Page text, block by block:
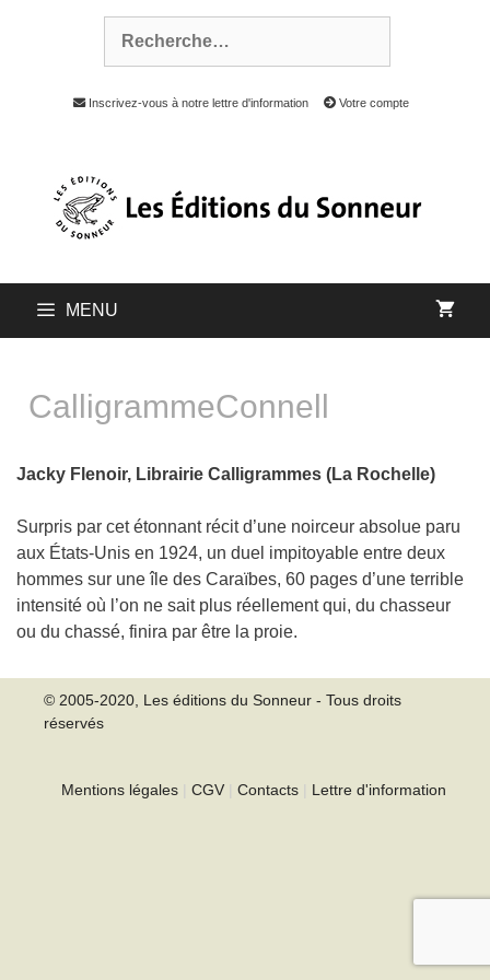
Inscrivez-vous à notre lettre d'information Votre compte
MENU
CalligrammeConnell
Jacky Flenoir, Librairie Calligrammes (La Rochelle)
Surpris par cet étonnant récit d’une noirceur absolue paru
aux États-Unis en 1924, un duel impitoyable entre deux
hommes sur une île des Caraïbes, 60 pages d’une terrible
intensité où l’on ne sait plus réellement qui, du chasseur
ou du chassé, finira par être la proie.
© 2005-2020, Les éditions du Sonneur - Tous droits
réservés
Mentions légales CGV Contacts Lettre d'information